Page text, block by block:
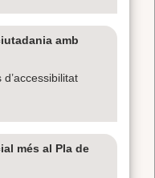
amb
més al Pla de